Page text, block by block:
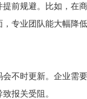
前规避。比如，在
专业团队能大幅降
不时更新。企业需
报关受阻。